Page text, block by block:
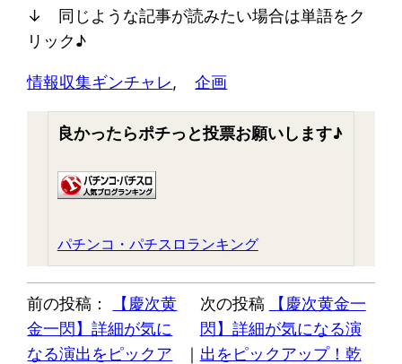
↓ 同じような記事が読みたい場合は単語をク
リック♪
情報収集ギンチャレ, 企画
良かったらポチっと投票お願いします♪
パチンコ・パチスロランキング
前の投稿：
【慶次黄
金一閃】詳細が気に
なる演出をピックア
｜
次の投稿
【慶次黄金一
閃】詳細が気になる演
出をピックアップ！乾